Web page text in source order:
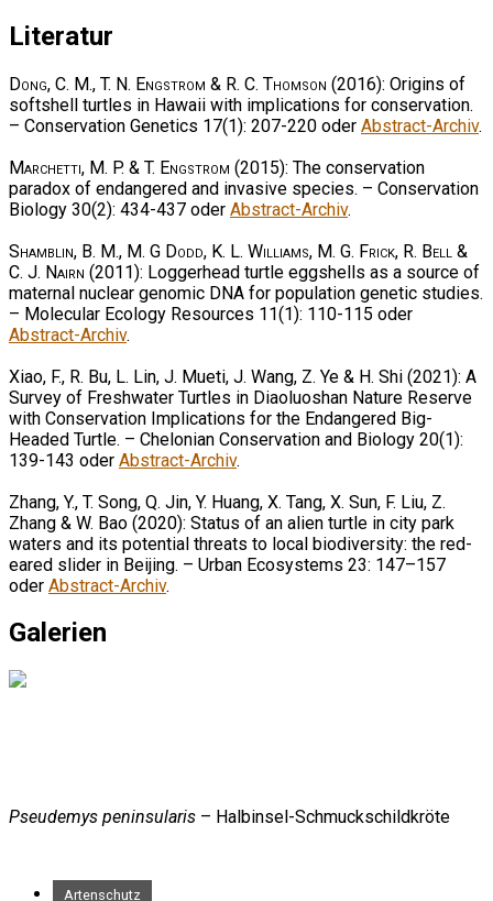
Literatur
Dong, C. M., T. N. Engstrom & R. C. Thomson (2016): Origins of
softshell turtles in Hawaii with implications for conservation.
– Conservation Genetics 17(1): 207-220 oder Abstract-Archiv.
Marchetti, M. P. & T. Engstrom (2015): The conservation
paradox of endangered and invasive species. – Conservation
Biology 30(2): 434-437 oder Abstract-Archiv.
Shamblin, B. M., M. G Dodd, K. L. Williams, M. G. Frick, R. Bell &
C. J. Nairn (2011): Loggerhead turtle eggshells as a source of
maternal nuclear genomic DNA for population genetic studies.
– Molecular Ecology Resources 11(1): 110-115 oder
Abstract-Archiv.
Xiao, F., R. Bu, L. Lin, J. Mueti, J. Wang, Z. Ye & H. Shi (2021): A
Survey of Freshwater Turtles in Diaoluoshan Nature Reserve
with Conservation Implications for the Endangered Big-
Headed Turtle. – Chelonian Conservation and Biology 20(1):
139-143 oder Abstract-Archiv.
Zhang, Y., T. Song, Q. Jin, Y. Huang, X. Tang, X. Sun, F. Liu, Z.
Zhang & W. Bao (2020): Status of an alien turtle in city park
waters and its potential threats to local biodiversity: the red-
eared slider in Beijing. – Urban Ecosystems 23: 147–157
oder Abstract-Archiv.
Galerien
Pseudemys peninsularis – Halbinsel-Schmuckschildkröte
Artenschutz